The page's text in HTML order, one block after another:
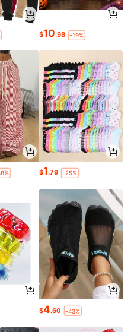
$10.98 -19%
$1.79 -25%
$4.60 -43%